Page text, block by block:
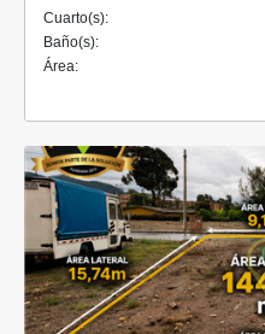
Cuarto(s):
Baño(s):
Área: